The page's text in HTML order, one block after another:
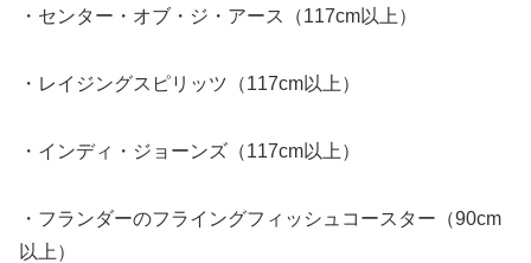
・センター・オブ・ジ・アース（117cm以上）
・レイジングスピリッツ（117cm以上）
・インディ・ジョーンズ（117cm以上）
・フランダーのフライングフィッシュコースター（90cm
以上）